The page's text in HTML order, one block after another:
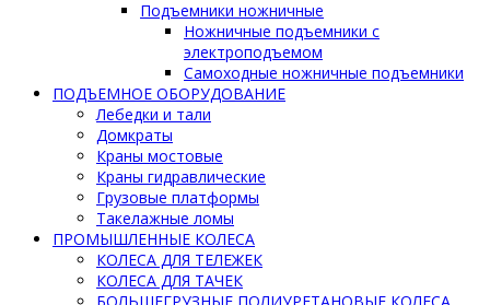
Подъемники ножничные
Ножничные подъемники с
электроподъемом
Самоходные ножничные подъемники
ПОДЪЕМНОЕ ОБОРУДОВАНИЕ
Лебедки и тали
Домкраты
Краны мостовые
Краны гидравлические
Грузовые платформы
Такелажные ломы
ПРОМЫШЛЕННЫЕ КОЛЕСА
КОЛЕСА ДЛЯ ТЕЛЕЖЕК
КОЛЕСА ДЛЯ ТАЧЕК